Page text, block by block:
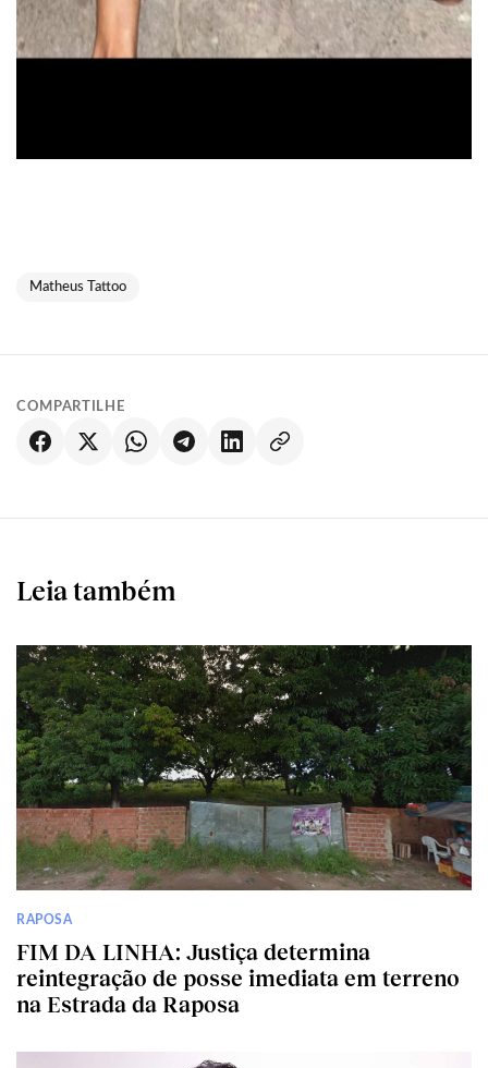
Matheus Tattoo
COMPARTILHE
Leia também
RAPOSA
FIM DA LINHA: Justiça determina
reintegração de posse imediata em terreno
na Estrada da Raposa